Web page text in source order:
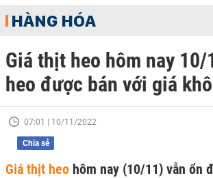
HÀNG HÓA
Giá thịt heo hôm nay
heo được bán với giá
07:01 | 10/11/2022
Chia sẻ
Giá thịt heo hôm nay (10/11) vẫn ổn